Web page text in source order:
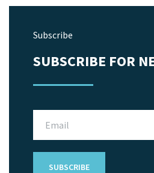
Subscribe
SUBSCRIBE FOR